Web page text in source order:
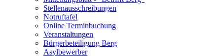
Stellenausschreibungen
Notruftafel
Online Terminbuchung
Veranstaltungen
Bürgerbeteiligung Berg
Asylbewerber